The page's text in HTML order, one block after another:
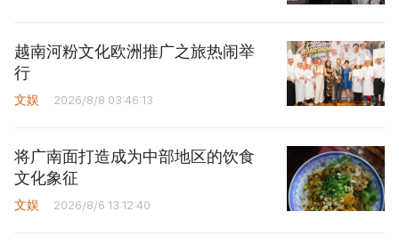
越南河粉文化欧洲推广之旅热闹举
行
文娱 2026/8/8 03:46:13
将广南面打造成为中部地区的饮食
文化象征
文娱 2026/8/6 13:12:40